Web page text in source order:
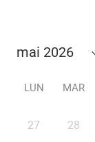
LUN MAR
27 28